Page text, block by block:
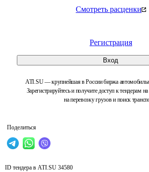
Смотреть расценки
Регистрация
Вход
ATI.SU — крупнейшая в России биржа
Зарегистрируйтесь и получите доступ к тендерам
на перевозку грузов и поиск
Поделиться
ID тендера в ATI.SU 34580